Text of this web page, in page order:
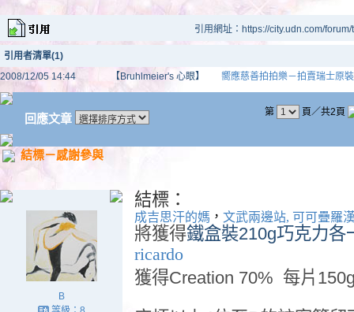
引用網址：https://city.udn.com/
引用者清單(1)
2008/12/05 14:44
【Bruhlmeier's 心眼】 嚮應慈善拍拍樂－拍賣瑞士原
回應文章 第 頁／共2頁
結標－感謝參與
B
結標：
成吉思汗的媽 ， 文武兩邊站, 可可疊羅
將獲得鐵盒裝210g巧克力各
ricardo
獲得Creation 70% 每片